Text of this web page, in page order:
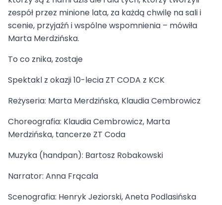
zespół przez minione lata, za każdą chwilę na sali i
scenie, przyjaźń i wspólne wspomnienia – mówiła
Marta Merdzińska.
To co znika, zostaje
Spektakl z okazji 10-lecia ZT CODA z KCK
Reżyseria: Marta Merdzińska, Klaudia Cembrowicz
Choreografia: Klaudia Cembrowicz, Marta
Merdzińska, tancerze ZT Coda
Muzyka (handpan): Bartosz Robakowski
Narrator: Anna Frącala
Scenografia: Henryk Jeziorski, Aneta Podlasińska